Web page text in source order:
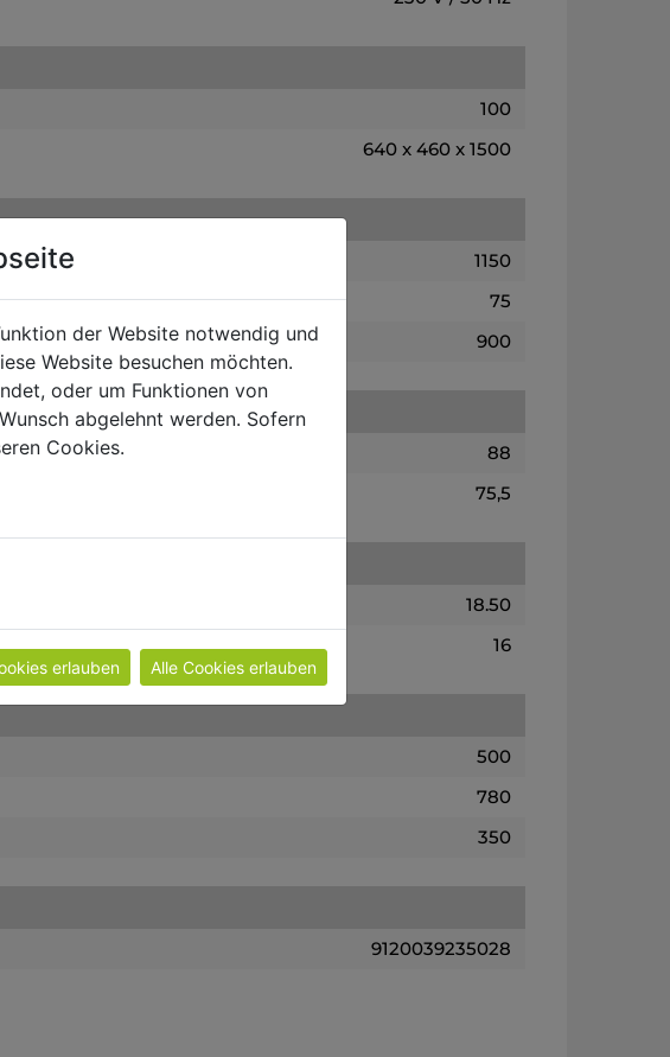
100
640 x 460 x 1500
1150
75
900
88
75,5
18.50
16
500
780
350
9120039235028
der Website notwendig und
Website besuchen möchten.
oder um Funktionen von
abgelehnt werden. Sofern
Cookies.
erlauben Alle Cookies erlauben